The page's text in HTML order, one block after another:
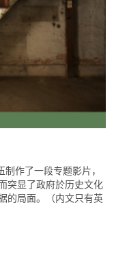
作了一段专题影片，
突显了政府於历史文化
的局面。（内文只有英